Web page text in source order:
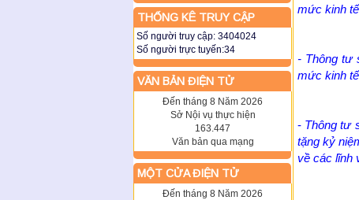
THỐNG KÊ TRUY CẬP
Số người truy cập: 3404024
Số người trực tuyến:34
VĂN BẢN ĐIỆN TỬ
Đến tháng 8 Năm 2026
Sở Nội vụ thực hiện
163.447
Văn bản qua mạng
MỘT CỬA ĐIỆN TỬ
Đến tháng 8 Năm 2026
mức kinh
- Thông tư
mức kinh
- Thông tư
tặng kỷ
về các lĩnh